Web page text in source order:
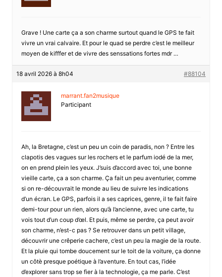
Grave ! Une carte ça a son charme surtout quand le GPS te fait
vivre un vrai calvaire. Et pour le quad se perdre c’est le meilleur
moyen de kifffer et de vivre des senssations fortes mdr …
18 avril 2026 à 8h04 #88104
marrant.fan2musique
Participant
Ah, la Bretagne, c’est un peu un coin de paradis, non ? Entre les
clapotis des vagues sur les rochers et le parfum iodé de la mer,
on en prend plein les yeux. J’suis d’accord avec toi, une bonne
vieille carte, ça a son charme. Ça fait un peu aventurier, comme
si on re-découvrait le monde au lieu de suivre les indications
d’un écran. Le GPS, parfois il a ses caprices, genre, il te fait faire
demi-tour pour un rien, alors qu’à l’ancienne, avec une carte, tu
vois tout d’un coup d’œl. Et puis, même se perdre, ça peut avoir
son charme, n’est-c pas ? Se retrouver dans un petit village,
découvrir une crêperie cachere, c’est un peu la magie de la route.
Et la pluie qui tombe doucement sur le toit de la voiture, ça donne
un côtè presque poétique à l’aventure. En tout cas, l’idée
d’explorer sans trop se fier à la technologie, ça me parle. C’est